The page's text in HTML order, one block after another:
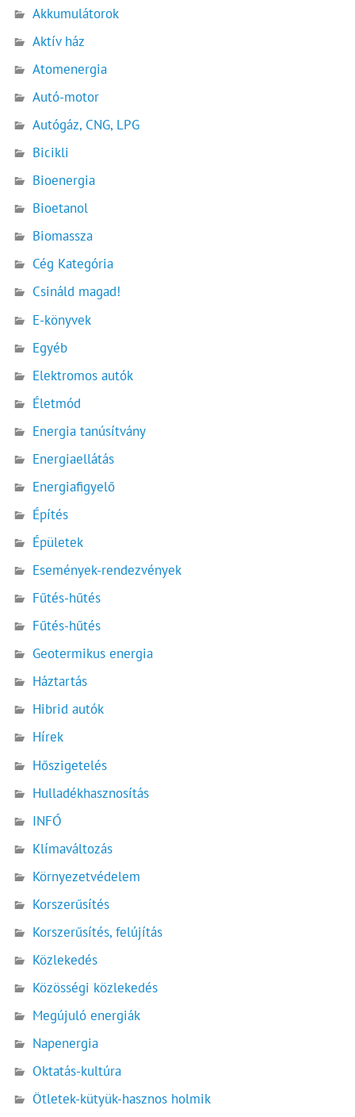
Akkumulátorok
Aktív ház
Atomenergia
Autó-motor
Autógáz, CNG, LPG
Bicikli
Bioenergia
Bioetanol
Biomassza
Cég Kategória
Csináld magad!
E-könyvek
Egyéb
Elektromos autók
Életmód
Energia tanúsítvány
Energiaellátás
Energiafigyelő
Építés
Épületek
Események-rendezvények
Fűtés-hűtés
Fűtés-hűtés
Geotermikus energia
Háztartás
Hibrid autók
Hírek
Hőszigetelés
Hulladékhasznosítás
INFÓ
Klímaváltozás
Környezetvédelem
Korszerűsítés
Korszerűsítés, felújítás
Közlekedés
Közösségi közlekedés
Megújuló energiák
Napenergia
Oktatás-kultúra
Ötletek-kütyük-hasznos holmik